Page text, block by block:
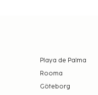
Playa de Palma
Rooma
Göteborg